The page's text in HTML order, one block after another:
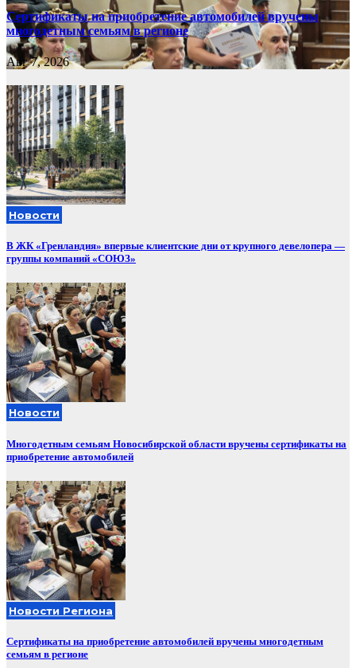
Сертификаты на приобретение автомобилей вручены
многодетным семьям в регионе
Авг 7, 2026
Новости
В ЖК «Гренландия» впервые клиентские дни от крупного девелопера —
группы компаний «СОЮЗ»
Новости
Многодетным семьям Новосибирской области вручены сертификаты на
приобретение автомобилей
Новости Региона
Сертификаты на приобретение автомобилей вручены многодетным
семьям в регионе